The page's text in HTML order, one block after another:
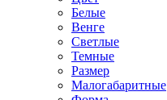
Белые
Венге
Светлые
Темные
Размер
Малогабаритные